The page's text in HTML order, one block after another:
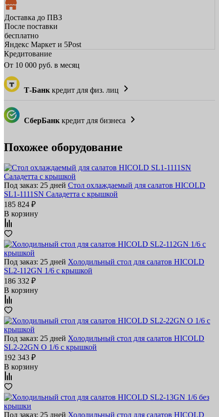
Доставка до ПВЗ
После поставки
бесплатно
Яндекс Маркет и 5Post
Кредитование
От 10 000 руб. в месяц
Т-Банк кредит для физ. лиц
СберБанк кредит для бизнеса
Похожее оборудование
Под заказ: 25 дней Стол охлаждаемый для салатов HICOLD
SL1-1111SN Саладетта с крышкой
185 824 ₽
В корзину
Под заказ: 25 дней Холодильный стол для салатов HICOLD
SL2-112GN 1/6 с крышкой
186 332 ₽
В корзину
Под заказ: 25 дней Холодильный стол для салатов HICOLD
SL2-22GN O 1/6 с крышкой
192 343 ₽
В корзину
Под заказ: 25 дней Холодильный стол для салатов HICOLD